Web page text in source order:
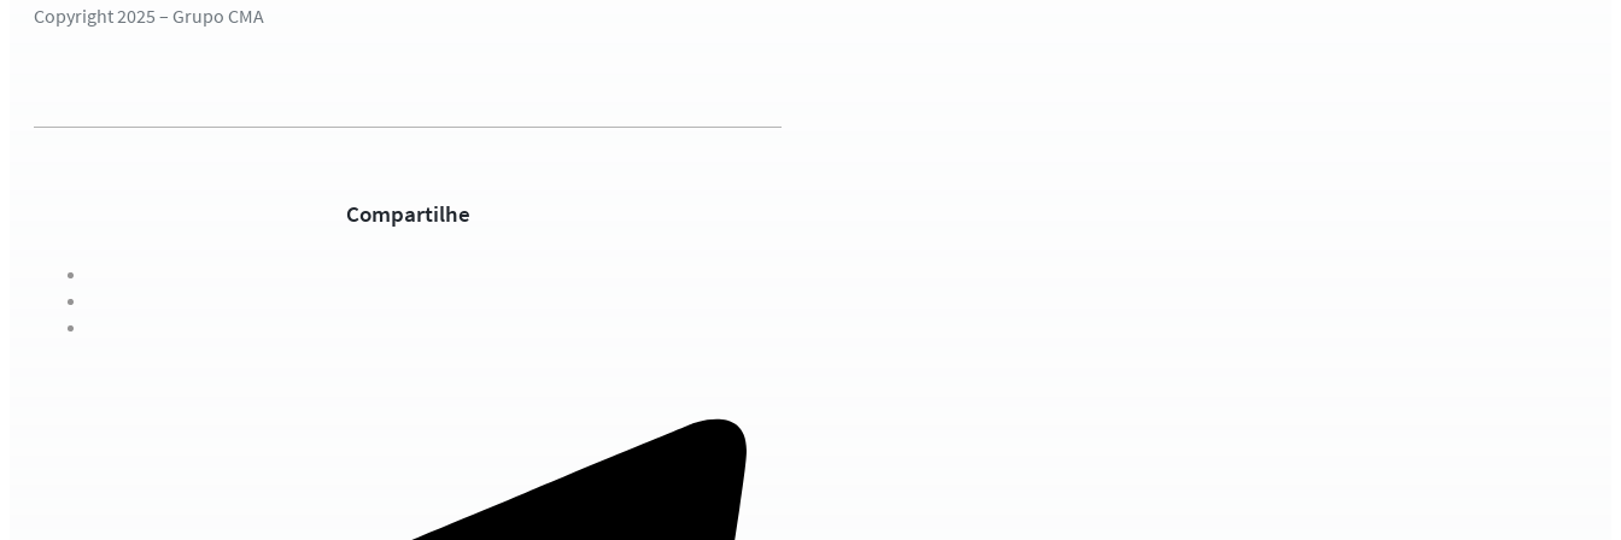
Copyright 2025 – Grupo CMA
Compartilhe